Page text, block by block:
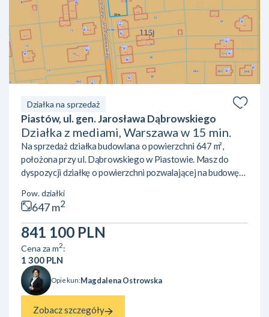
Działka na sprzedaż
Piastów, ul. gen. Jarosława Dąbrowskiego
Działka z mediami, Warszawa w 15 min.
Na sprzedaż działka budowlana o powierzchni 647 m²,
położona przy ul. Dąbrowskiego w Piastowie. Masz do
dyspozycji działkę o powierzchni pozwalającej na budowę
Miejscowy Plan Zagospodarowania Przestrzennego daje
jasne zasady zabudowy, dzięki czemu od początku wiesz,
jakie są możliwości inwestycji. Najważniejsze informacje
zabudowa mieszkaniowa jednorodzinna media w drodze:
prąd- licznik podłączony na działce, woda i kanalizacja w
drodze, na działce s...
Pow. działki
647 m2
841 100 PLN
Cena za m2:
1 300 PLN
Opiekun:Magdalena Ostrowska
Zobacz szczegóły